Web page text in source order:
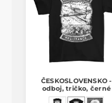
ČESKOSLOVENSKO -
odboj, tričko, černé